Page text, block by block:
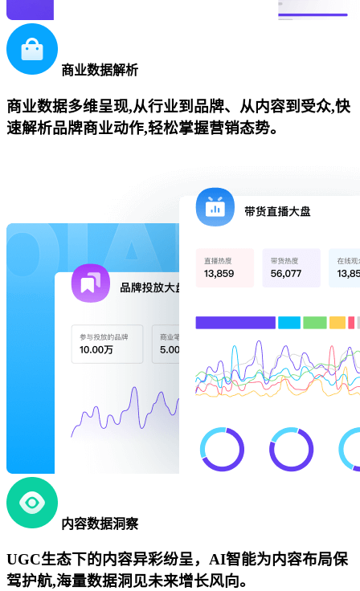
商业数据解析
商业数据多维呈现,从行业到品牌、从内容到受众,快
速解析品牌商业动作,轻松掌握营销态势。
内容数据洞察
UGC生态下的内容异彩纷呈，AI智能为内容布局保
驾护航,海量数据洞见未来增长风向。